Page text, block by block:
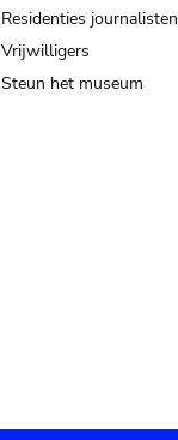
Residenties journalisten
Vrijwilligers
Steun het museum